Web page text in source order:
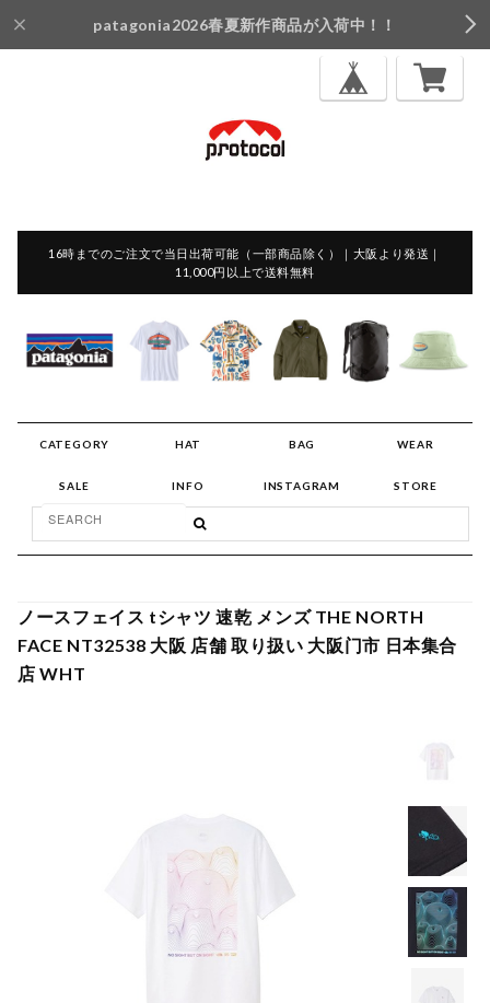
patagonia2026春夏新作商品が入荷中！！
16時までのご注文で当日出荷可能（一部商品除く）｜大阪より発送｜
11,000円以上で送料無料
CATEGORY HAT BAG WEAR
SALE INFO INSTAGRAM STORE
ノースフェイス tシャツ 速乾 メンズ THE NORTH
FACE NT32538 大阪 店舗 取り扱い 大阪门市 日本集合
店 WHT